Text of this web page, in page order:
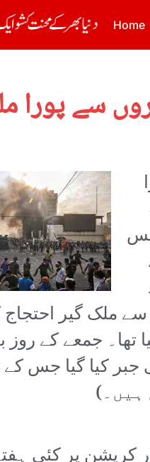
Home
سے
ان میں ٹھہراؤ آیا ہے لیکن 25 اکتوبر کو پھر
جمعے کے روز
کیا گیا جس کے